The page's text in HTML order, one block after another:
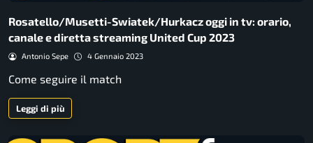
Rosatello/Musetti-Swiatek/Hurkacz oggi in tv: orario,
canale e diretta streaming United Cup 2023
Antonio Sepe 4 Gennaio 2023
Come seguire il match
Leggi di più